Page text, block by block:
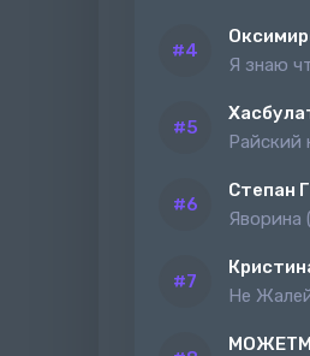
Райский
Степан
Яворина
Не